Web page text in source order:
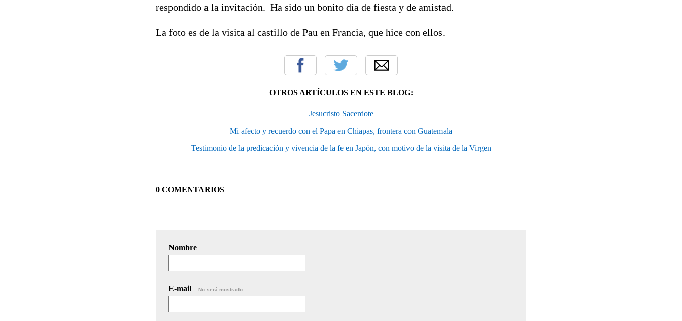
respondido a la invitación. Ha sido un bonito día de fiesta y de amistad.
La foto es de la visita al castillo de Pau en Francia, que hice con ellos.
OTROS ARTÍCULOS EN ESTE BLOG:
Jesucristo Sacerdote
Mi afecto y recuerdo con el Papa en Chiapas, frontera con Guatemala
Testimonio de la predicación y vivencia de la fe en Japón, con motivo de la visita de la Virgen
0 COMENTARIOS
Nombre
E-mail No será mostrado.